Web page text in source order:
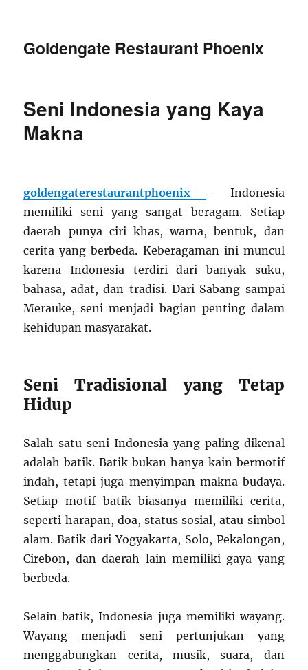
Goldengate Restaurant Phoenix
Seni Indonesia yang Kaya
Makna
goldengaterestaurantphoenix
– Indonesia
memiliki seni yang sangat beragam. Setiap
daerah punya ciri khas, warna, bentuk, dan
cerita yang berbeda. Keberagaman ini muncul
karena Indonesia terdiri dari banyak suku,
bahasa, adat, dan tradisi. Dari Sabang sampai
Merauke, seni menjadi bagian penting dalam
kehidupan masyarakat.
Seni Tradisional yang Tetap
Hidup
Salah satu seni Indonesia yang paling dikenal
adalah batik. Batik bukan hanya kain bermotif
indah, tetapi juga menyimpan makna budaya.
Setiap motif batik biasanya memiliki cerita,
seperti harapan, doa, status sosial, atau simbol
alam. Batik dari Yogyakarta, Solo, Pekalongan,
Cirebon, dan daerah lain memiliki gaya yang
berbeda.
Selain batik, Indonesia juga memiliki wayang.
Wayang menjadi seni pertunjukan yang
menggabungkan cerita, musik, suara, dan